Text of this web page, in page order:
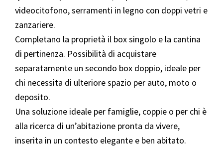
videocitofono, serramenti in legno con doppi vetri e
zanzariere.
Completano la proprietà il box singolo e la cantina
di pertinenza. Possibilità di acquistare
separatamente un secondo box doppio, ideale per
chi necessita di ulteriore spazio per auto, moto o
deposito.
Una soluzione ideale per famiglie, coppie o per chi è
alla ricerca di un’abitazione pronta da vivere,
inserita in un contesto elegante e ben abitato.